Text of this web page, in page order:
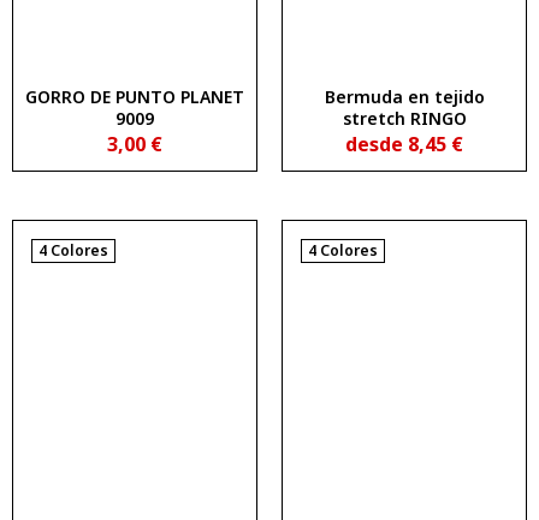
GORRO DE PUNTO PLANET
9009
3,00 €
Bermuda en tejido
stretch RINGO
desde 8,45 €
4 Colores 4 Colores